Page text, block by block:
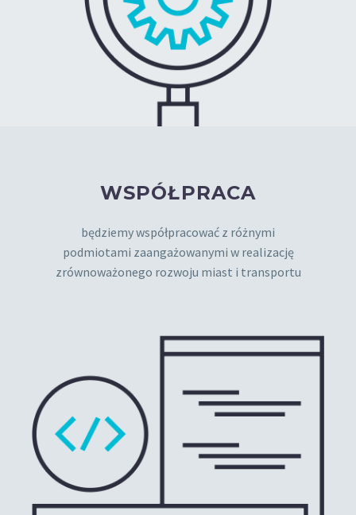
WSPÓŁPRACA
będziemy współpracować z różnymi
podmiotami zaangażowanymi w realizację
zrównoważonego rozwoju miast i transportu